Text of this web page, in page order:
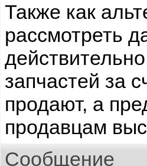
Также как
рассмотреть
запчастей за
продают, а
продавцам
Сообщение